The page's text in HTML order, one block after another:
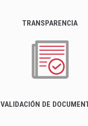
TRANSPARENCIA
VALIDACIÓN DE